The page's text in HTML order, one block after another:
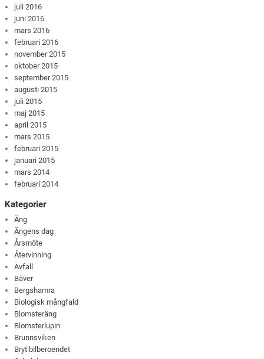
juli 2016
juni 2016
mars 2016
februari 2016
november 2015
oktober 2015
september 2015
augusti 2015
juli 2015
maj 2015
april 2015
mars 2015
februari 2015
januari 2015
mars 2014
februari 2014
Kategorier
Äng
Ängens dag
Årsmöte
Återvinning
Avfall
Bäver
Bergshamra
Biologisk mångfald
Blomsteräng
Blomsterlupin
Brunnsviken
Bryt bilberoendet